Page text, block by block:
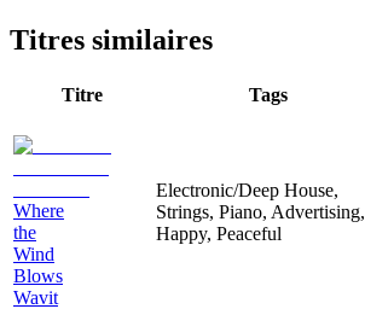
Titres similaires
Titre Tags
Where
the
Wind
Blows
Wavit
Electronic/Deep House,
Strings, Piano, Advertising,
Happy, Peaceful